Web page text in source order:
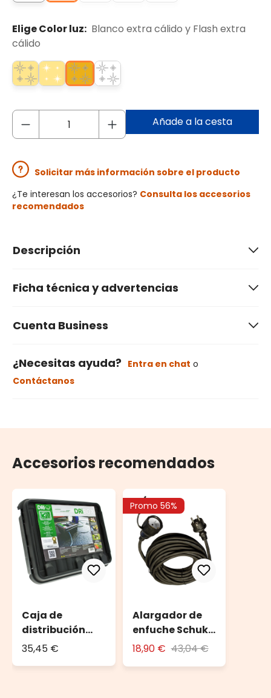
Elige Color luz: Blanco extra cálido y Flash extra
cálido
Añade a la cesta
Solicitar más información sobre el producto
¿Te interesan los accesorios? Consulta los accesorios
recomendados
Descripción
Ficha técnica y advertencias
Cuenta Business
¿Necesitas ayuda? Entra en chat o
Contáctanos
Accesorios recomendados
Caja de
distribución
DRiBOX
35,45 €
Promo 56%
Alargador de
enfuche Schuko
10 m
18,90 € 43,04 €